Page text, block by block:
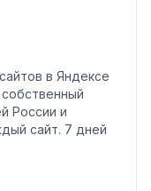
в Яндексе
России и
сайт. 7 дней